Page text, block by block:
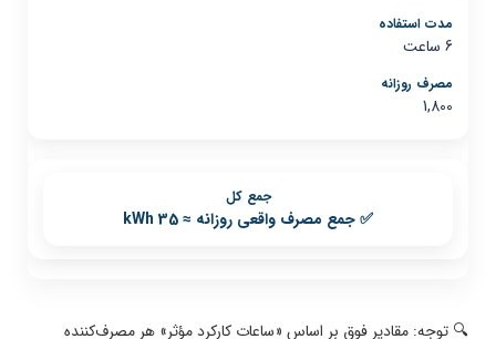
6 ساعت
1,800
✅ جمع مصرف واقعی روزانه ≈35 kWh
🔍 توجه: مقادیر فوق بر اساس «ساعات کارکرد مؤثر» هر مصرف‌کننده